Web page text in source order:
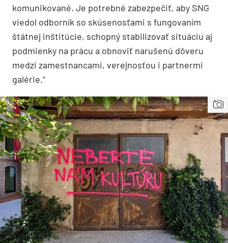
komunikované. Je potrebné zabezpečiť, aby SNG
viedol odborník so skúsenosťami s fungovaním
štátnej inštitúcie, schopný stabilizovať situáciu aj
podmienky na prácu a obnoviť narušenú dôveru
medzi zamestnancami, verejnosťou i partnermi
galérie.“